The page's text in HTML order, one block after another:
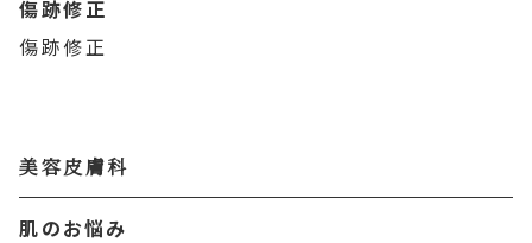
傷跡修正
傷跡修正
美容皮膚科
肌のお悩み